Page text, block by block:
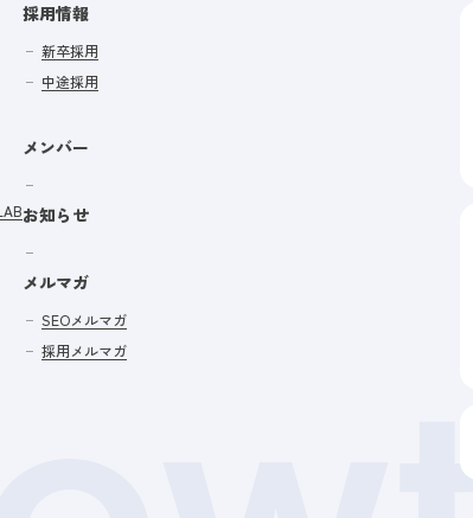
採用情報
新卒採用
中途採用
メンバー
お知らせ
メルマガ
SEOメルマガ
採用メルマガ